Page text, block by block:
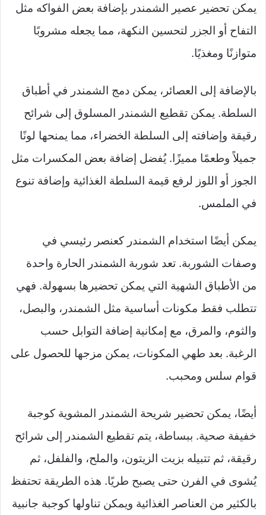
يمكن تحضير عصير الشمندر بإضافة بعض الفواكه مثل
التفاح أو الجزر لتحسين النكهة، مما يجعله مشروبًا
متوازنًا ومغذيًا.
بالإضافة إلى العصائر، يمكن دمج الشمندر في أطباق
السلطة. يمكن تقطيع الشمندر المسلوق إلى شرائح
رقيقة وإضافته إلى السلطة الخضراء، مما يمنحها لونًا
جميلاً وطعمًا مميزًا. يُفضل إضافة بعض المكسرات مثل
الجوز أو اللوز لرفع قيمة السلطة الغذائية وإضافة تنوع
في الملمس.
يمكن أيضًا استخدام الشمندر كعنصر رئيسي في
وصفات الشوربة. تعد شوربة الشمندر الحارة واحدة
من الأطباق الشهية التي يمكن تحضيرها بسهولة. فهي
تتطلب فقط مكونات أساسية مثل الشمندر، والبصل،
والثوم، والمرق، مع إمكانية إضافة التوابل حسب
الرغبة. بعد طهي المكونات، يمكن مزجها للحصول على
قوام سلس ومحبب.
أيضًا، يمكن تحضير شريحة الشمندر المشوية كوجبة
خفيفة صحية. ببساطة، يتم تقطيع الشمندر إلى شرائح
رقيقة، ثم تتبيله بزيت الزيتون، والملح، والفلفل، ثم
يُشوى في الفرن حتى يصبح طريًا. هذه الطريقة تحتفظ
بالكثير من العناصر الغذائية ويمكن تناولها كوجبة جانبية